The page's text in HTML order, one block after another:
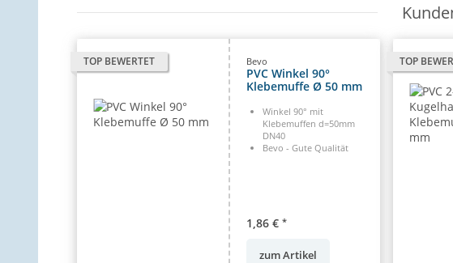
TOP BEWERTET Bevo
PVC Winkel 90°
Klebemuffe Ø 50 mm
Winkel 90° mit
Klebemuffen d=50mm
DN40
Bevo - Gute Qualität
1,86 €*
zum Artikel
TOP